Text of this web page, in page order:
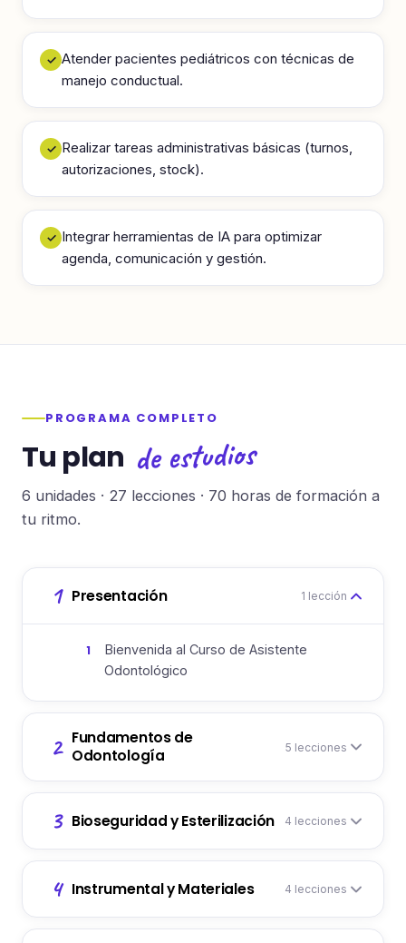
✓ Atender pacientes pediátricos con técnicas de
manejo conductual.
✓ Realizar tareas administrativas básicas (turnos,
autorizaciones, stock).
✓ Integrar herramientas de IA para optimizar
agenda, comunicación y gestión.
PROGRAMA COMPLETO
Tu plan de estudios
6 unidades · 27 lecciones · 70 horas de formación a
tu ritmo.
1 Presentación 1 lección
1
Bienvenida al Curso de Asistente
Odontológico
2 Fundamentos de
Odontología
5 lecciones
3 Bioseguridad y Esterilización 4 lecciones
4 Instrumental y Materiales 4 lecciones